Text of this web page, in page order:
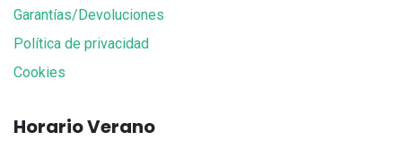
Garantías/Devoluciones
Política de privacidad
Cookies
Horario Verano